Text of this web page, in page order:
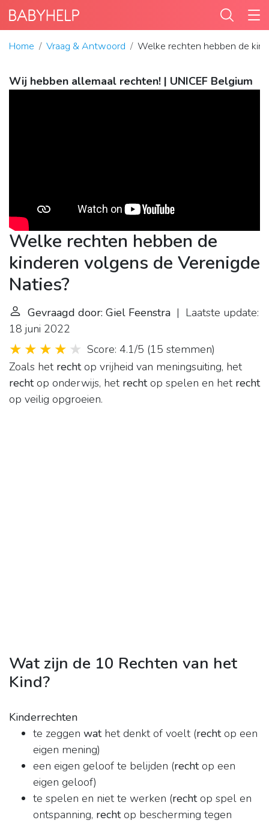
Home Vraag & Antwoord Welke rechten hebben de
Wij hebben allemaal rechten! | UNICEF Belgium
Welke rechten hebben de
kinderen volgens de Verenigde
Naties?
Gevraagd door: Giel Feenstra | Laatste update:
18 juni 2022
Score: 4.1/5 (15 stemmen)
Zoals het rechtop vrijheid van meningsuiting, het
rechtop onderwijs, het rechtop spelen en het recht
op veilig opgroeien.
Wat zijn de 10 Rechten van het
Kind?
Kinderrechten
te zeggen wathet denkt of voelt (rechtop een
eigen mening)
een eigen geloof te belijden (rechtop een
eigen geloof)
te spelen en niet te werken (rechtop spel en
ontspanning, rechtop bescherming tegen